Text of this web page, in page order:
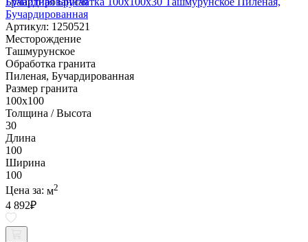
Бучардированная
Артикул: 1250521
Месторождение
Ташмурунское
Обработка гранита
Пиленая, Бучардированная
Размер гранита
100х100
Толщина / Высота
30
Длина
100
Ширина
100
Цена за: м2
4 892₽